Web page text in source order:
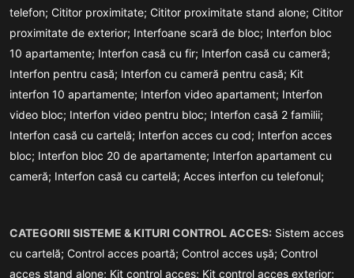
telefon; Cititor proximitate; Cititor proximitate stand alone; Cititor
proximitate de exterior; Interfoane scară de bloc; Interfon bloc
10 apartamente; Interfon casă cu fir; Interfon casă cu cameră;
Interfon pentru casă; Interfon cu cameră pentru casă; Kit
interfon 10 apartamente; Interfon video apartament; Interfon
video bloc; Interfon video pentru bloc; Interfon casă 2 familii;
Interfon casă cu cartelă; Interfon acces cu cod; Interfon acces
bloc; Interfon bloc 20 de apartamente; Interfon apartament cu
cameră; Interfon casă cu cartelă; Acces interfon cu telefonul;
CATEGORII SISTEME & KITURI CONTROL ACCES: Sistem acces
cu cartelă; Control acces poartă; Control acces ușă; Control
acces stand alone; Kit control acces; Kit control acces exterior;